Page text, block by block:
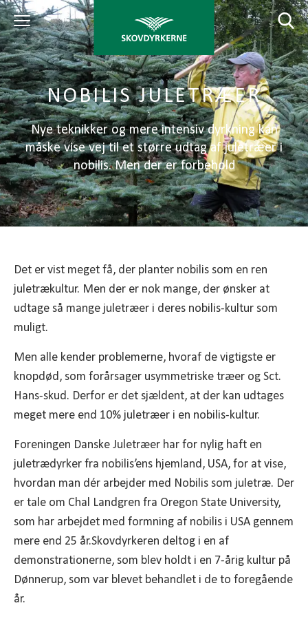
NOBILIS JULETRÆER
Nye teknikker og mere intensiv dyrkning kan
måske vise vej til et større udtag af juletræer i
nobilis. Men der er forbehold
Det er vist meget få, der planter nobilis som en ren
juletrækultur. Men der er nok mange, der ønsker at
udtage så mange juletræer i deres nobilis-kultur som
muligt.
Men alle kender problemerne, hvoraf de vigtigste er
knopdød, som forårsager usymmetriske træer og Sct.
Hans-skud. Derfor er det sjældent, at der kan udtages
meget mere end 10% juletræer i en nobilis-kultur.
Foreningen Danske Juletræer har for nylig haft en
juletrædyrker fra nobilis’ens hjemland, USA, for at vise,
hvordan man dér arbejder med Nobilis som juletræ. Der
er tale om Chal Landgren fra Oregon State University,
som har arbejdet med formning af nobilis i USA gennem
mere end 25 år.Skovdyrkeren deltog i en af
demonstrationerne, som blev holdt i en 7-årig kultur på
Dønnerup, som var blevet behandlet i de to foregående
år.